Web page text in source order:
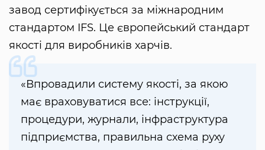
завод сертифікується за міжнародним
стандартом IFS. Це європейський стандарт
якості для виробників харчів.
«Впровадили систему якості, за якою
має враховуватися все: інструкції,
процедури, журнали, інфраструктура
підприємства, правильна схема руху